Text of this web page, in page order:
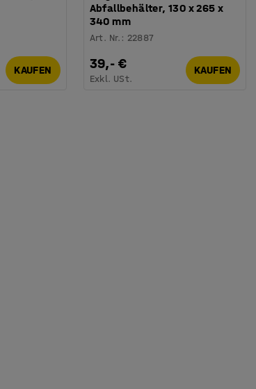
KAUFEN
Abfallbehälter, 130 x 265 x
340 mm
Art. Nr. : 22887
39,- €
Exkl. USt.
KAUFEN